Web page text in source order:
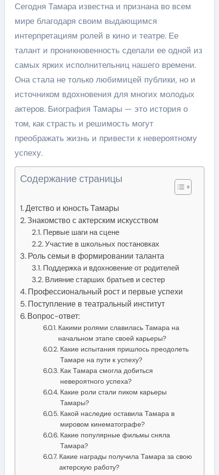
Сегодня Тамара известна и признана во всем
мире благодаря своим выдающимся
интерпретациям ролей в кино и театре. Ее
талант и проникновенность сделали ее одной из
самых ярких исполнительниц нашего времени.
Она стала не только любимицей публики, но и
источником вдохновения для многих молодых
актеров. Биография Тамары — это история о
том, как страсть и решимость могут
преображать жизнь и привести к невероятному
успеху.
Содержание страницы
Детство и юность Тамары
Знакомство с актерским искусством
Первые шаги на сцене
Участие в школьных постановках
Роль семьи в формировании таланта
Поддержка и вдохновение от родителей
Влияние старших братьев и сестер
Профессиональный рост и первые успехи
Поступление в театральный институт
Вопрос-ответ:
Какими ролями славилась Тамара на
начальном этапе своей карьеры?
Какие испытания пришлось преодолеть
Тамаре на пути к успеху?
Как Тамара смогла добиться
невероятного успеха?
Какие роли стали пиком карьеры
Тамары?
Какой наследие оставила Тамара в
мировом кинематографе?
Какие популярные фильмы сняла
Тамара?
Какие награды получила Тамара за свою
актерскую работу?